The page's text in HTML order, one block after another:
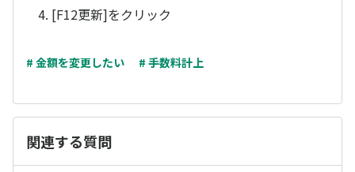
[F12更新]をクリック
# 金額を変更したい # 手数料計上
関連する質問